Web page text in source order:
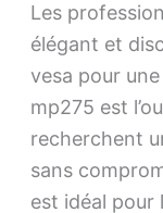
Les
élégant et
vesa pour
mp275 est
recherchent
sans
est idéal pour